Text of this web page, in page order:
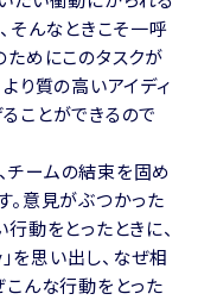
そんなときこそ一呼
ためにこのタスクが
り質の高いアイディ
ことができるので
ームの結束を固め
。意見がぶつかった
動をとったときに、
思い出し、なぜ相
こんな行動をとった